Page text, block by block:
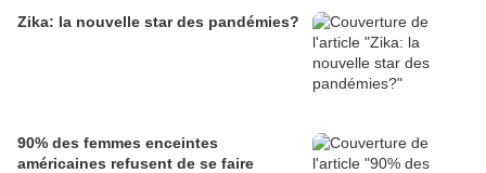
Zika: la nouvelle star des pandémies?
90% des femmes enceintes
américaines refusent de se faire